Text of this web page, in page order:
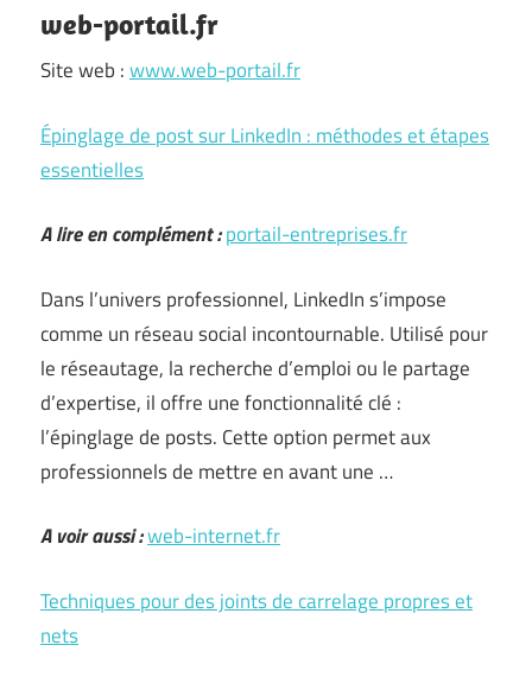
web-portail.fr
Site web :www.web-portail.fr
Épinglage de post sur LinkedIn : méthodes et étapes
essentielles
A lire en complément :portail-entreprises.fr
Dans l’univers professionnel, LinkedIn s’impose
comme un réseau social incontournable. Utilisé pour
le réseautage, la recherche d’emploi ou le partage
d’expertise, il offre une fonctionnalité clé :
l’épinglage de posts. Cette option permet aux
professionnels de mettre en avant une …
A voir aussi :web-internet.fr
Techniques pour des joints de carrelage propres et
nets